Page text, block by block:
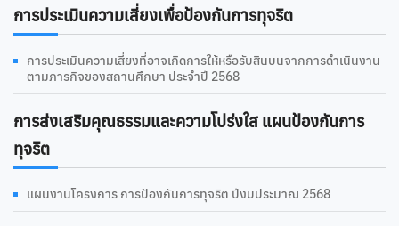
การประเมินความเสี่ยงเพื่อป้องกันการทุจริต
การประเมินความเสี่ยงที่อาจเกิดการให้หรือรับสินบนจากการดำเนินงาน
ตามภารกิจของสถานศึกษา ประจำปี 2568
การส่งเสริมคุณธรรมและความโปร่งใส แผนป้องกันการ
ทุจริต
แผนงานโครงการ การป้องกันการทุจริต ปีงบประมาณ 2568